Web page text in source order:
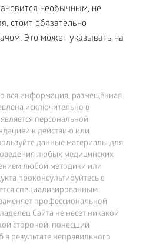
необычным, не
стоит обязательно
Это может указывать на
вся информация, размещённая
исключительно в
персональной
к действию или
данные материалы для
любых медицинских
любой методики или
проконсультируйтесь с
специализированным
профессиональной
Сайта не несет никакой
стороной, понесший
результате неправильного